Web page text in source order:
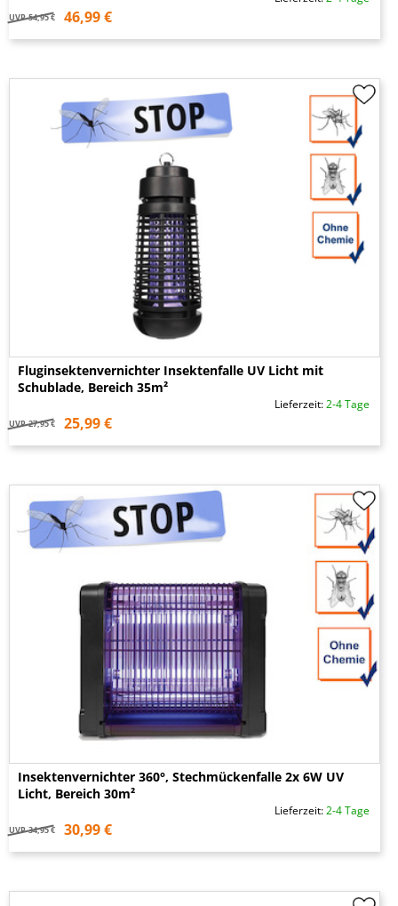
UVP 54,95 € 46,99 €
Fluginsektenvernichter Insektenfalle UV Licht mit
Schublade, Bereich 35m²
Lieferzeit:2-4 Tage
UVP 27,95 € 25,99 €
Insektenvernichter 360°, Stechmückenfalle 2x 6W UV
Licht, Bereich 30m²
Lieferzeit:2-4 Tage
UVP 34,95 € 30,99 €